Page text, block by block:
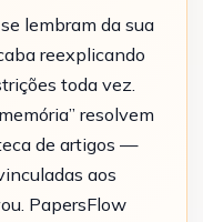
lembram da sua
reexplicando
toda vez.
resolvem
de artigos —
aos
PapersFlow